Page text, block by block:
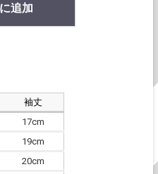
追加
袖丈
17cm
19cm
20cm